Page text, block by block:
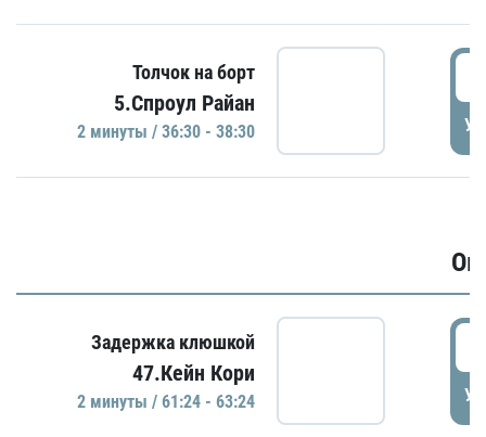
Толчок на борт
5.Спроул Райан
2 минуты / 36:30 - 38:30
Задержка клюшкой
47.Кейн Кори
2 минуты / 61:24 - 63:24